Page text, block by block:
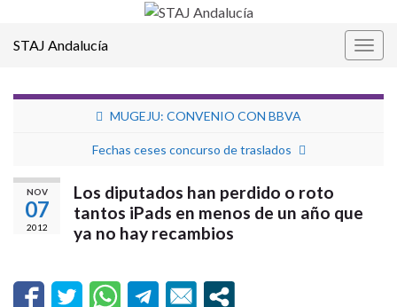
STAJ Andalucía
MUGEJU: CONVENIO CON BBVA
Fechas ceses concurso de traslados
NOV
07
2012
Los diputados han perdido o roto
tantos iPads en menos de un año que
ya no hay recambios